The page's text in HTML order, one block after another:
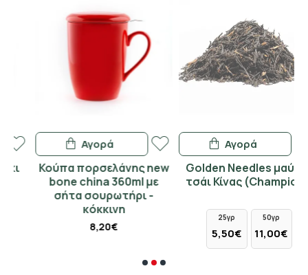
Κούπα πορσελάνης new
bone china 360ml με
σήτα σουρωτήρι -
κόκκινη
8,20€
Αγορά
Golden Needles μαύρο
τσάι Κίνας (Champion)
5,50€ 11,00€
Αγορά